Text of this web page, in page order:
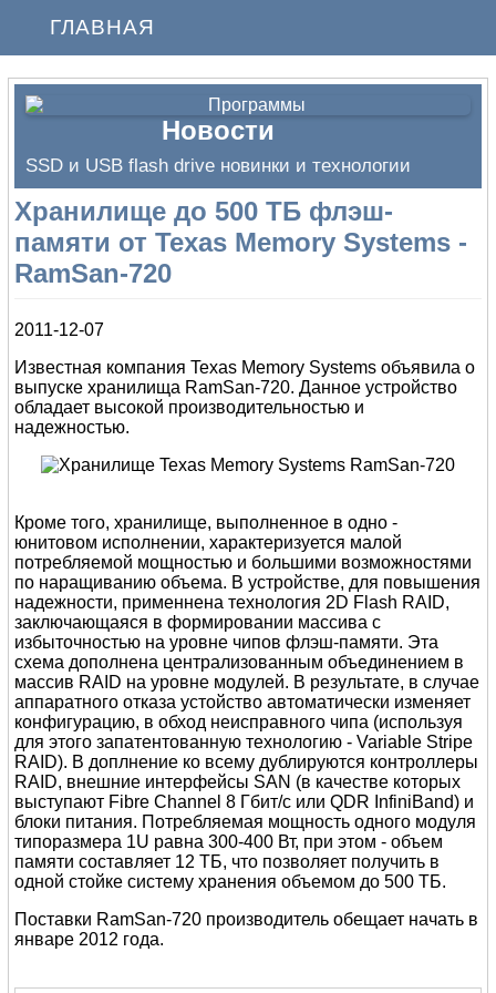
ГЛАВНАЯ
Новости
SSD и USB flash drive новинки и технологии
Хранилище до 500 ТБ флэш-
памяти от Texas Memory Systems -
RamSan-720
2011-12-07
Известная компания Texas Memory Systems объявила о
выпуске хранилища RamSan-720. Данное устройство
обладает высокой производительностью и
надежностью.
Кроме того, хранилище, выполненное в одно -
юнитовом исполнении, характеризуется малой
потребляемой мощностью и большими возможностями
по наращиванию объема. В устройстве, для повышения
надежности, применнена технология 2D Flash RAID,
заключающаяся в формировании массива с
избыточностью на уровне чипов флэш-памяти. Эта
схема дополнена централизованным объединением в
массив RAID на уровне модулей. В результате, в случае
аппаратного отказа устойство автоматически изменяет
конфигурацию, в обход неисправного чипа (используя
для этого запатентованную технологию - Variable Stripe
RAID). В доплнение ко всему дублируются контроллеры
RAID, внешние интерфейсы SAN (в качестве которых
выступают Fibre Channel 8 Гбит/с или QDR InfiniBand) и
блоки питания. Потребляемая мощность одного модуля
типоразмера 1U равна 300-400 Вт, при этом - объем
памяти составляет 12 ТБ, что позволяет получить в
одной стойке систему хранения объемом до 500 ТБ.
Поставки RamSan-720 производитель обещает начать в
январе 2012 года.